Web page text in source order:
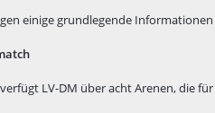
einige grundlegende
LV-DM über acht Arenen, die